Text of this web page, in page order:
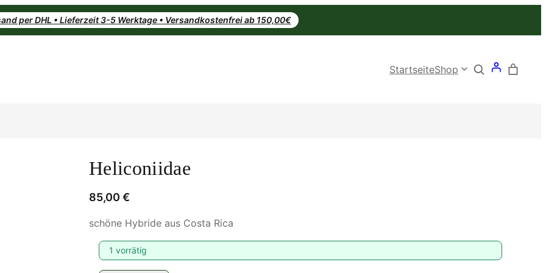
per DHL • Lieferzeit 3-5 Werktage • Versandkostenfrei ab 150,00€
StartseiteShop Search
Heliconiidae
85,00 €
schöne Hybride aus Costa Rica
1 vorrätig